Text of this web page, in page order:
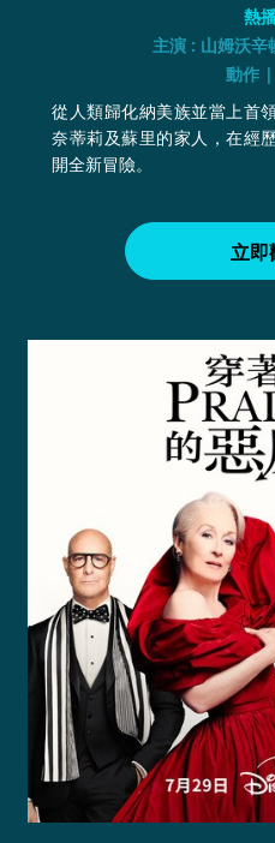
熱
主演 : 山姆沃辛
動作
從人類歸化納美族並當上首
奈蒂莉及蘇里的家人，在經
開全新冒險。
立即